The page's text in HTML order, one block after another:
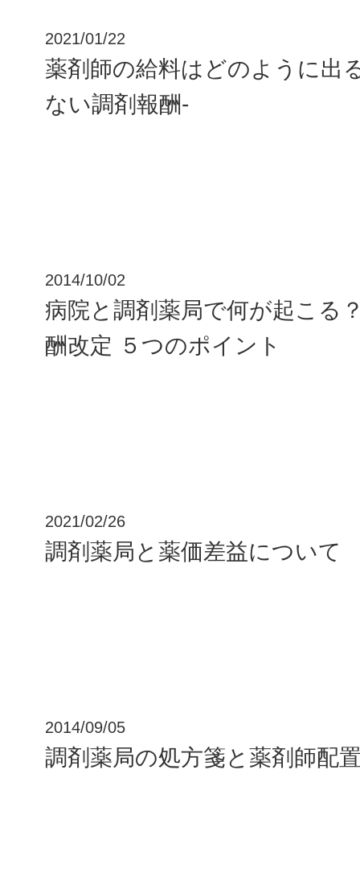
2021/01/22
薬剤師の給料はどのように出
ない調剤報酬-
2014/10/02
病院と調剤薬局で何が起こる
酬改定 ５つのポイント
2021/02/26
調剤薬局と薬価差益について
2014/09/05
調剤薬局の処方箋と薬剤師配